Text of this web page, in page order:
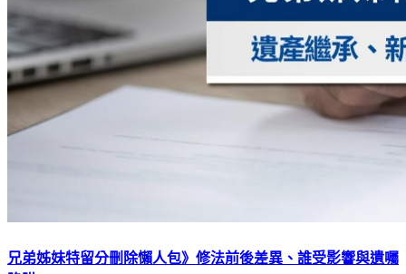
兄弟姊妹特留分刪除懶人包》修法前後差異、誰受影響與遺囑